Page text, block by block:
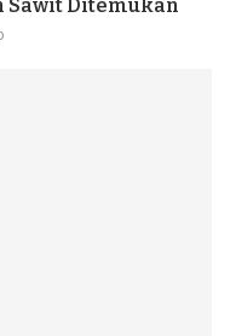
Sawit Ditemukan